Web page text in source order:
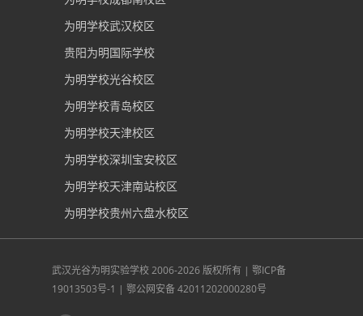
为明学校武汉校区
贵阳为明国际学校
为明学校光谷校区
为明学校青岛校区
为明学校天津校区
为明学校深圳宝安校区
为明学校天津南站校区
为明学校贵州六盘水校区
武汉光谷为明实验学校2006-2026 版权所有 | 鄂ICP备
19013503号-1 | 鄂公网安备 42011202000280号